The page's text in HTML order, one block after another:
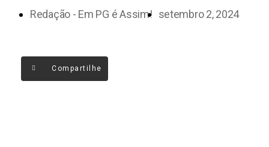
Redação - Em PG é Assim! setembro 2, 2024
Compartilhe